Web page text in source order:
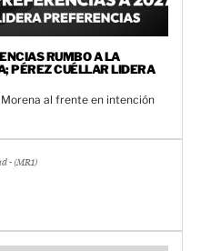
RUMBO A LA
PÉREZ CUÉLLAR LIDERA
al frente en intención
- (MR1)